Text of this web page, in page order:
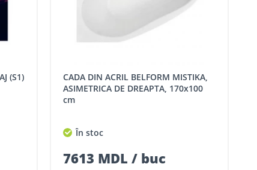
CADA DIN ACRIL BELFORM MISTIKA,
ASIMETRICA DE DREAPTA, 170x100
cm
În stoc
7613 MDL / buc